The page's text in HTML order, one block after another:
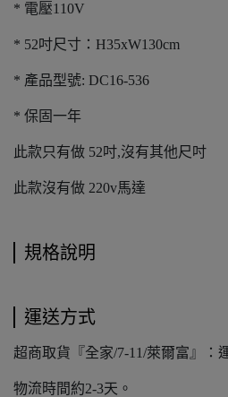
* 電壓110V
* 52吋尺寸：H35xW130cm
* 產品型號: DC16-536
* 保固一年
此款只有做 52吋,沒有其他尺吋
此款沒有做 220v馬達
規格說明
運送方式
超商取貨『全家/7-11/萊爾富』：
物流時間約2-3天。